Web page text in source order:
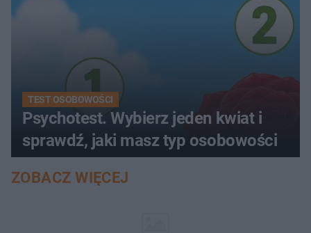
TEST OSOBOWOŚCI
Psychotest. Wybierz jeden kwiat i
sprawdź, jaki masz typ osobowości
ZOBACZ WIĘCEJ